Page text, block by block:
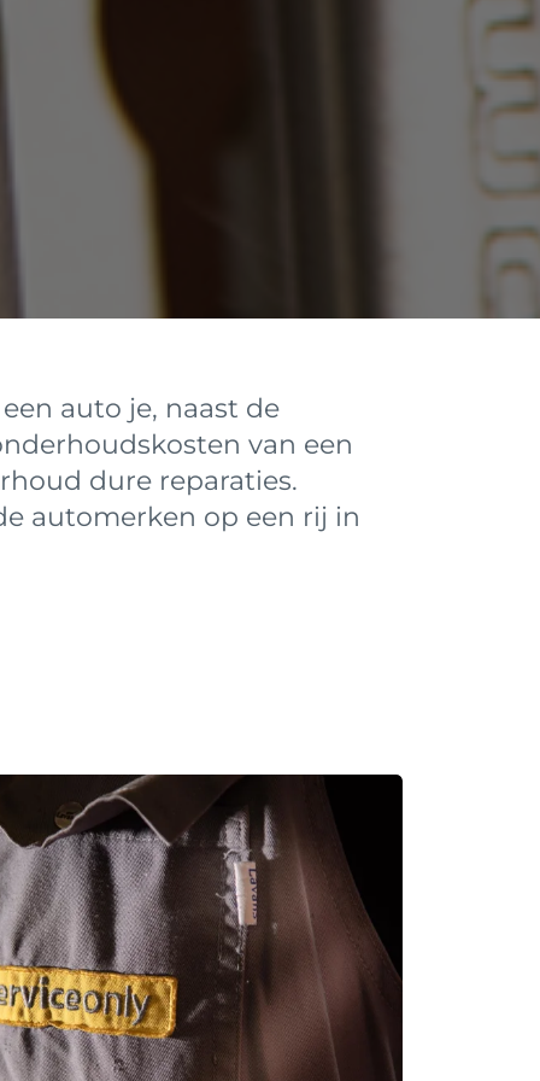
auto je, naast de
van een
dure reparaties.
automerken op een rij in